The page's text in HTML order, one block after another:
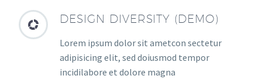

 DESIGN DIVERSITY (DEMO)
Lorem ipsum dolor sit ametcon sectetur
adipisicing elit, sed doiusmod tempor
incidilabore et dolore magna